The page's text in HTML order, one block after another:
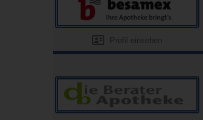
Profil einsehen